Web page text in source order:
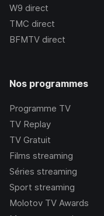
W9 direct
TMC direct
BFMTV direct
Nos programmes
Programme TV
TV Replay
TV Gratuit
Films streaming
Séries streaming
Sport streaming
Molotov TV Awards